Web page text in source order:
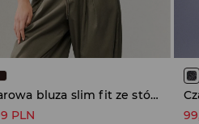
Polarowa bluza slim fit ze stójką grafitowa
PLN